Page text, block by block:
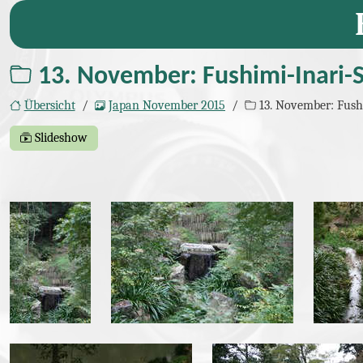
13. November: Fushimi-
Übersicht Japan November 2015 13. November:
Slideshow
img_3400.jpgimg_3402.jpg
img_3411.jpg img_3413.jpg